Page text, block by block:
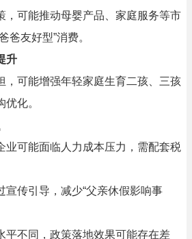
，可能推动母婴产品、家庭服务等市
爸友好型”消费。
升
，可能增强年轻家庭生育二孩、三孩
化。
业可能面临人力成本压力，需配套税
宣传引导，减少“父亲休假影响事
平不同，政策落地效果可能存在差